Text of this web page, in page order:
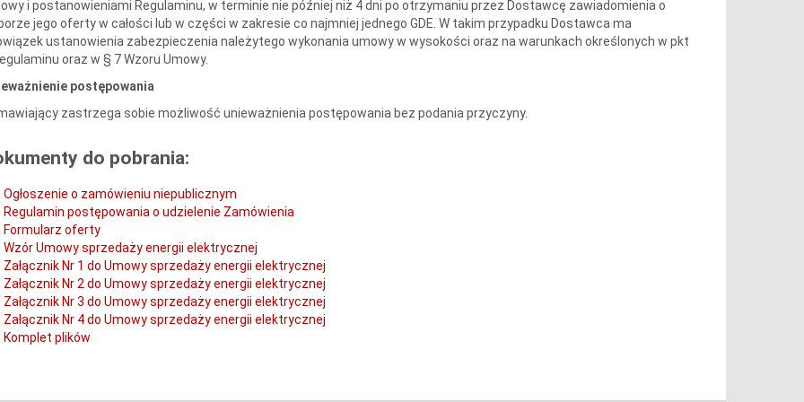
i postanowieniami Regulaminu, w terminie nie później niż 4 dni po otrzymaniu przez Dostawcę zawiadomienia o
jego oferty w całości lub w części w zakresie co najmniej jednego GDE. W takim przypadku Dostawca ma
ustanowienia zabezpieczenia należytego wykonania umowy w wysokości oraz na warunkach określonych w pkt
oraz w § 7 Wzoru Umowy.
postępowania
zastrzega sobie możliwość unieważnienia postępowania bez podania przyczyny.
do pobrania:
Ogłoszenie o zamówieniu niepublicznym
Regulamin postępowania o udzielenie Zamówienia
Formularz oferty
Wzór Umowy sprzedaży energii elektrycznej
Załącznik Nr 1 do Umowy sprzedaży energii elektrycznej
Załącznik Nr 2 do Umowy sprzedaży energii elektrycznej
Załącznik Nr 3 do Umowy sprzedaży energii elektrycznej
Załącznik Nr 4 do Umowy sprzedaży energii elektrycznej
Komplet plików